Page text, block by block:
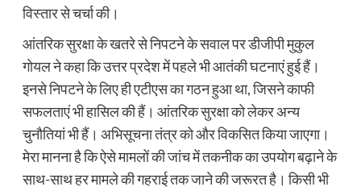
विस्तार से चर्चा की।
आंतरिक सुरक्षा के खतरे से निपटने के सवाल पर डीजीपी मुकुल
गोयल ने कहा कि उत्तर प्रदेश में पहले भी आतंकी घटनाएं हुई हैं।
इनसे निपटने के लिए ही एटीएस का गठन हुआ था, जिसने काफी
सफलताएं भी हासिल की हैं। आंतरिक सुरक्षा को लेकर अन्य
चुनौतियां भी हैं। अभिसूचना तंत्र को और विकसित किया जाएगा।
मेरा मानना है कि ऐसे मामलों की जांच में तकनीक का उपयोग बढ़ाने के
साथ-साथ हर मामले की गहराई तक जाने की जरूरत है। किसी भी